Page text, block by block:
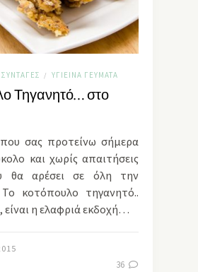
ΣΥΝΤΑΓΈΣ / ΥΓΙΕΙΝΆ ΓΕΎΜΑΤΑ
Τηγανητό… στο
σας προτείνω σήμερα
και χωρίς απαιτήσεις
θα αρέσει σε όλη την
Το κοτόπουλο τηγανητό..
η ελαφριά εκδοχή…
36